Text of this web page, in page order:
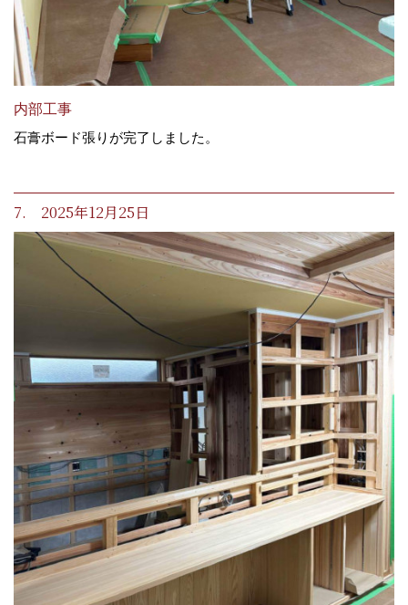
内部工事
石膏ボード張りが完了しました。
7. 2025年12月25日